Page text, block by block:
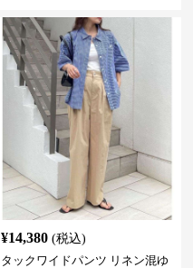
¥14,380 (税込)
タックワイドパンツ リネン混ゆ